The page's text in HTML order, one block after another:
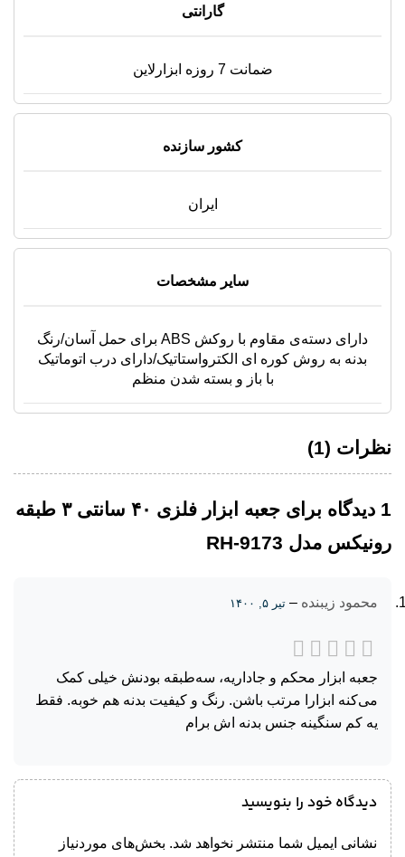
گارانتی
ضمانت 7 روزه ابزارلاین
کشور سازنده
ایران
سایر مشخصات
دارای دسته‌ی مقاوم با روکش ABS برای حمل آسان/رنگ
بدنه به روش کوره ای الکترواستاتیک/دارای درب اتوماتیک
با باز و بسته شدن منظم
نظرات (1)
1 دیدگاه برای
جعبه ابزار فلزی ۴۰ سانتی ۳ طبقه
رونیکس مدل RH-9173
محمود زیبنده – تیر ۵, ۱۴۰۰
جعبه ابزار محکم و جاداریه، سه‌طبقه بودنش خیلی کمک
می‌کنه ابزارا مرتب باشن. رنگ و کیفیت بدنه هم خوبه. فقط
یه کم سنگینه جنس بدنه اش برام
دیدگاه خود را بنویسید
نشانی ایمیل شما منتشر نخواهد شد. بخش‌های موردنیاز